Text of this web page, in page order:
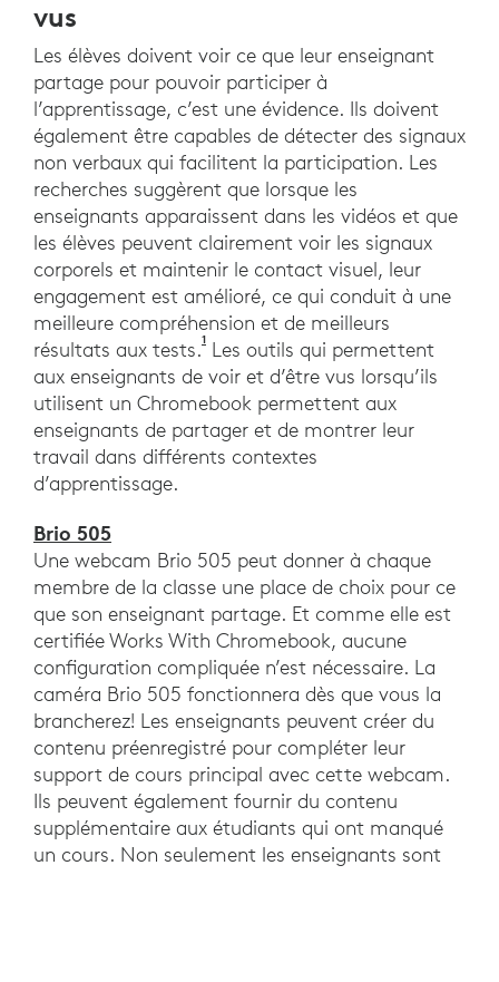
vus
Les élèves doivent voir ce que leur enseignant
partage pour pouvoir participer à
l’apprentissage, c’est une évidence. Ils doivent
également être capables de détecter des signaux
non verbaux qui facilitent la participation. Les
recherches suggèrent que lorsque les
enseignants apparaissent dans les vidéos et que
les élèves peuvent clairement voir les signaux
corporels et maintenir le contact visuel, leur
engagement est amélioré, ce qui conduit à une
meilleure compréhension et de meilleurs
résultats aux tests.1 Stull, AT, Fiorella, L. et Mayer, RE
Les outils qui permettent
aux enseignants de voir et d’être vus lorsqu’ils
utilisent un Chromebook permettent aux
enseignants de partager et de montrer leur
travail dans différents contextes
d’apprentissage.
Brio 505
Une webcam Brio 505 peut donner à chaque
membre de la classe une place de choix pour ce
que son enseignant partage. Et comme elle est
certifiée Works With Chromebook, aucune
configuration compliquée n’est nécessaire. La
caméra Brio 505 fonctionnera dès que vous la
brancherez! Les enseignants peuvent créer du
contenu préenregistré pour compléter leur
support de cours principal avec cette webcam.
Ils peuvent également fournir du contenu
supplémentaire aux étudiants qui ont manqué
un cours. Non seulement les enseignants sont